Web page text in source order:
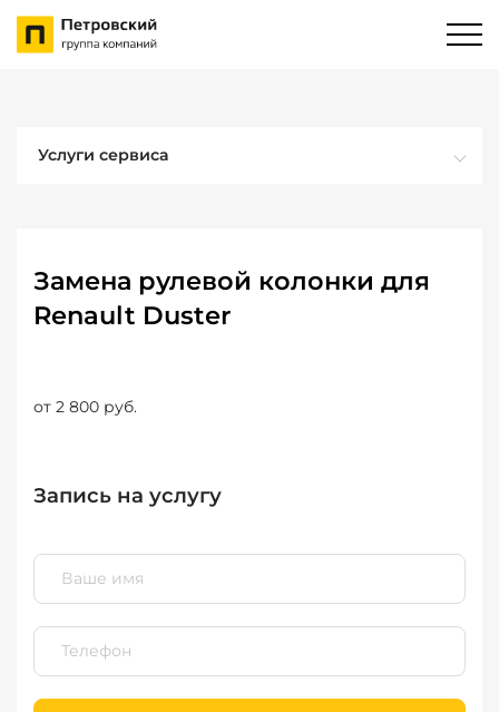
Услуги сервиса
Замена рулевой колонки для
Renault Duster
от 2 800 руб.
Запись на услугу